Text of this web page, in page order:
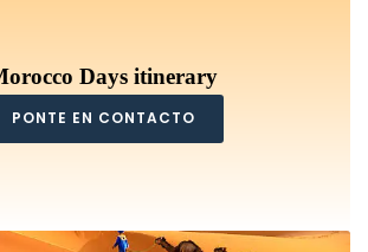
Days itinerary
PONTE EN CONTACTO